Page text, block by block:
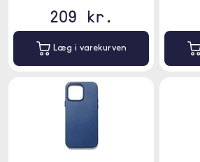
209 kr.
Læg i varekurven